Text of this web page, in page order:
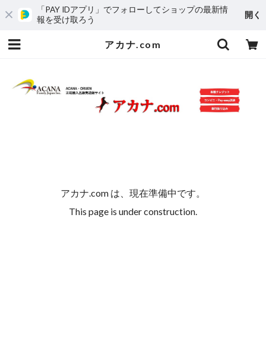
「PAY IDアプリ」でフォローしてショップの最新情
報を受け取ろう
開く
アカナ.com
アカナ.com は、現在準備中です。
This page is under construction.